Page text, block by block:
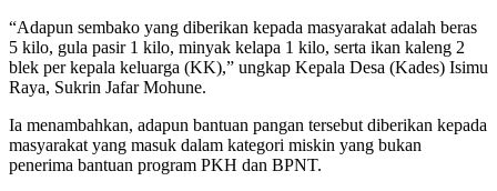
“Adapun sembako yang diberikan kepada masyarakat adalah beras
5 kilo, gula pasir 1 kilo, minyak kelapa 1 kilo, serta ikan kaleng 2
blek per kepala keluarga (KK),” ungkap Kepala Desa (Kades) Isimu
Raya, Sukrin Jafar Mohune.
Ia menambahkan, adapun bantuan pangan tersebut diberikan kepada
masyarakat yang masuk dalam kategori miskin yang bukan
penerima bantuan program PKH dan BPNT.